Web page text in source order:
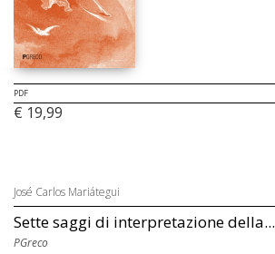
PDF
€ 19,99
José Carlos Mariátegui
Sette saggi di interpretazione della...
PGreco